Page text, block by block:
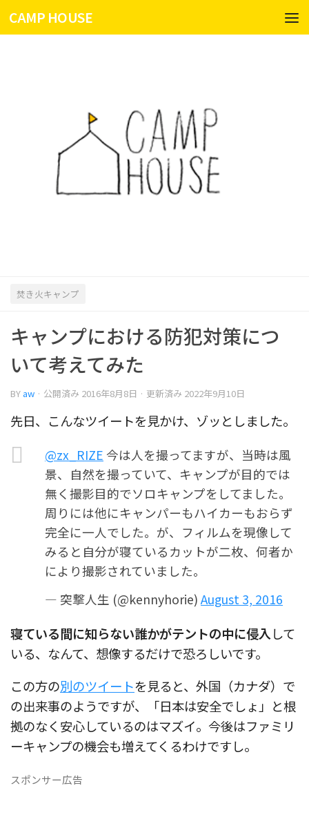
コンテンツへスキップ
CAMP HOUSE
焚き火キャンプ
キャンプにおける防犯対策につ
いて考えてみた
BY aw · 公開済み 2016年8月8日 · 更新済み 2022年9月10日
先日、こんなツイートを見かけ、ゾッとしました。
@zx_RIZE 今は人を撮ってますが、当時は風
景、自然を撮っていて、キャンプが目的では
無く撮影目的でソロキャンプをしてました。
周りには他にキャンパーもハイカーもおらず
完全に一人でした。が、フィルムを現像して
みると自分が寝ているカットが二枚、何者か
により撮影されていました。
— 突撃人生 (@kennyhorie) August 3, 2016
寝ている間に知らない誰かがテントの中に侵入して
いる、なんて、想像するだけで恐ろしいです。
この方の別のツイートを見ると、外国（カナダ）で
の出来事のようですが、「日本は安全でしょ」と根
拠のなく安心しているのはマズイ。今後はファミリ
ーキャンプの機会も増えてくるわけですし。
スポンサー広告